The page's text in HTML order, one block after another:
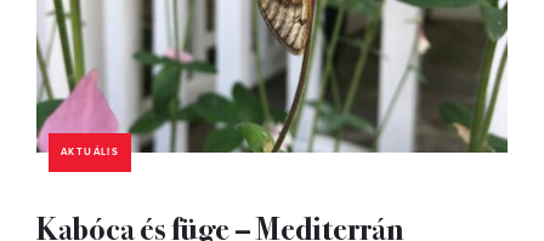
AKTUÁLIS
Kabóca és füge – Mediterrán